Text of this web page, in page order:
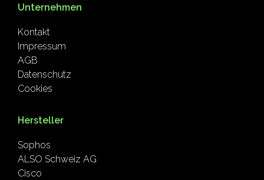
Unternehmen
Kontakt
Impressum
AGB
Datenschutz
Cookies
Hersteller
Sophos
ALSO Schweiz AG
Cisco